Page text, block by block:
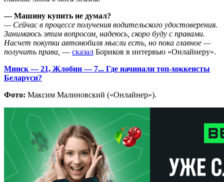
— Машину купить не думал?
— Сейчас в процессе получения водительского удостоверения.
Занимаюсь этим вопросом, надеюсь, скоро буду с правами.
Насчет покупки автомобиля мысли есть, но пока главное —
получить права, — сказал Бориков в интервью «Онлайнеру».
Минск — 21, Жлобин — 7... Где начинали топ-хоккеисты
Беларуси?
Фото: Максим Малиновский («Онлайнер»).